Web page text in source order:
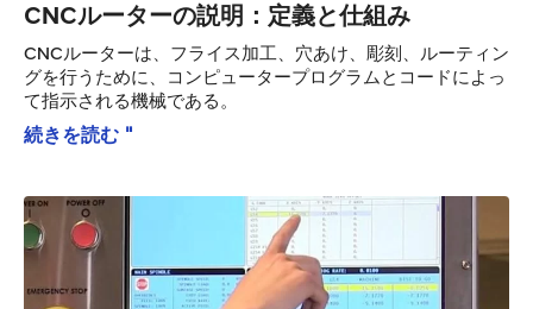
CNCルーターの説明：定義と仕組み
CNCルーターは、フライス加工、穴あけ、彫刻、ルーティン
グを行うために、コンピュータープログラムとコードによっ
て指示される機械である。
続きを読む "